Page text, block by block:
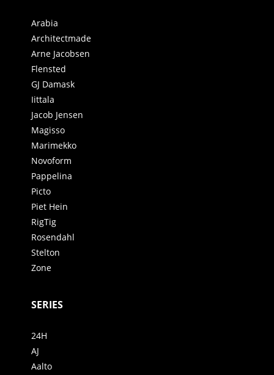
Arabia
Architectmade
Arne Jacobsen
Flensted
GJ Damask
Iittala
Jacob Jensen
Magisso
Marimekko
Novoform
Pappelina
Picto
Piet Hein
RigTig
Rosendahl
Stelton
Zone
SERIES
24H
AJ
Aalto